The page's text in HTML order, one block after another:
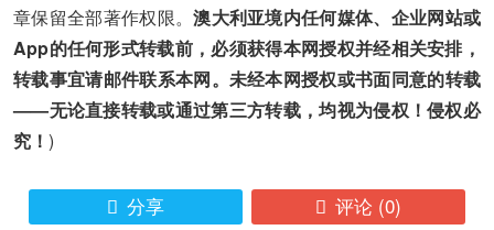
章保留全部著作权限。澳大利亚境内任何媒体、企业网站或
App的任何形式转载前，必须获得本网授权并经相关安排，
转载事宜请邮件联系本网。未经本网授权或书面同意的转载
——无论直接转载或通过第三方转载，均视为侵权！侵权必
究！)
 分享  评论 (0)